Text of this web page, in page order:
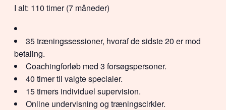
I alt: 110 timer (7 måneder)
35 træningssessioner, hvoraf de sidste 20 er mod
betaling.
Coachingforløb med 3 forsøgspersoner.
40 timer til valgte specialer.
15 timers individuel supervision.
Online undervisning og træningscirkler.